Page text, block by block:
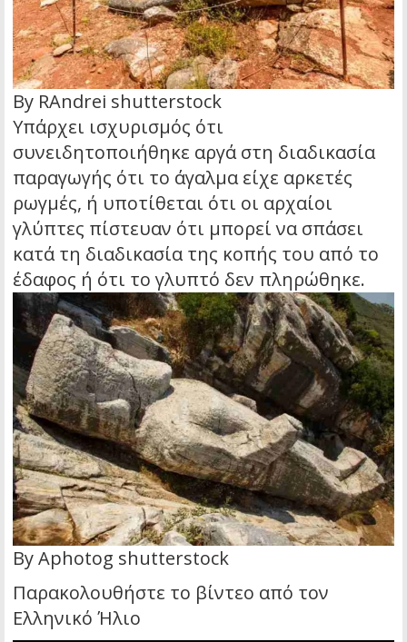
By RAndrei shutterstock
Υπάρχει ισχυρισμός ότι
συνειδητοποιήθηκε αργά στη διαδικασία
παραγωγής ότι το άγαλμα είχε αρκετές
ρωγμές, ή υποτίθεται ότι οι αρχαίοι
γλύπτες πίστευαν ότι μπορεί να σπάσει
κατά τη διαδικασία της κοπής του από το
έδαφος ή ότι το γλυπτό δεν πληρώθηκε.
By Aphotog shutterstock
Παρακολουθήστε το βίντεο από τον
Ελληνικό Ήλιο